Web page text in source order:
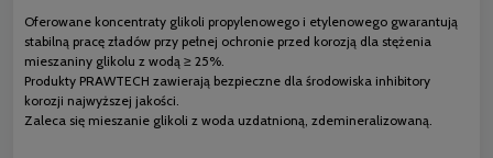
Oferowane koncentraty glikoli propylenowego i etylenowego gwarantują
stabilną pracę zładów przy pełnej ochronie przed korozją dla stężenia
mieszaniny glikolu z wodą ≥ 25%.
Produkty PRAWTECH zawierają bezpieczne dla środowiska inhibitory
korozji najwyższej jakości.
Zaleca się mieszanie glikoli z woda uzdatnioną, zdemineralizowaną.